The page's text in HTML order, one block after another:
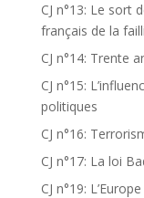
CJ n°13: Le sort
français de la
CJ n°14: Trente
CJ n°15:
politiques
CJ n°16:
CJ n°17: La loi
CJ n°19: